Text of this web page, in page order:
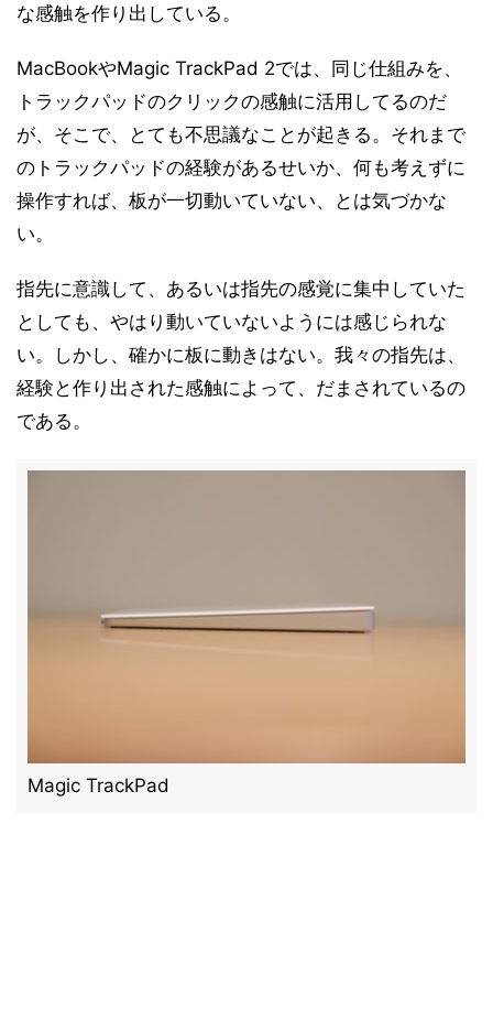
な感触を作り出している。
MacBookやMagic TrackPad 2では、同じ仕組みを、
トラックパッドのクリックの感触に活用してるのだ
が、そこで、とても不思議なことが起きる。それまで
のトラックパッドの経験があるせいか、何も考えずに
操作すれば、板が一切動いていない、とは気づかな
い。
指先に意識して、あるいは指先の感覚に集中していた
としても、やはり動いていないようには感じられな
い。しかし、確かに板に動きはない。我々の指先は、
経験と作り出された感触によって、だまされているの
である。
Magic TrackPad